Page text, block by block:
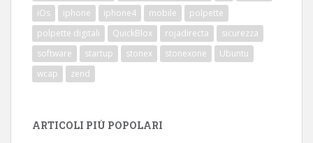
iOs
iphone iphone4 mobile
polpette
polpette digitali
QuickBlox rojadirecta
sicurezza
software
startup stonex stonexone
Ubuntu
wcap
zend
ARTICOLI PIÙ POPOLARI